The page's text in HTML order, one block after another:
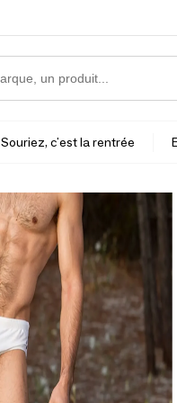
Souriez, c'est la rentrée